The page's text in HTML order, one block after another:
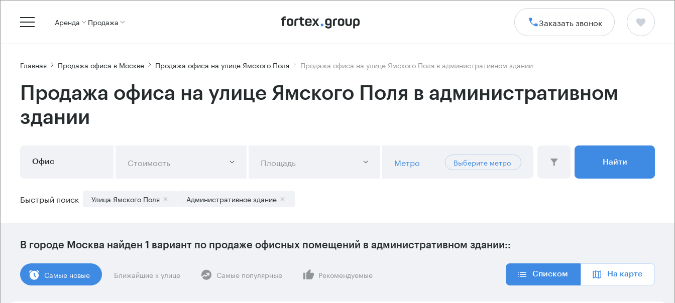
Аренда Продажа Заказать звонок
Главная Продажа офиса в Москве Продажа офиса на улице Ямского Поля Продажа офиса на улице Ямского Поля в административном здании
Продажа офиса на улице Ямского Поля в административном
здании
Офис Стоимость Площадь Метро Выберите метро Найти
Быстрый поиск Улица Ямского Поля Административное здание
В городе Москва найден 1 вариант по продаже офисных помещений в административном здании::
Cамые новые Ближайшие к улице Самые популярные Рекомендуемые Списком На карте